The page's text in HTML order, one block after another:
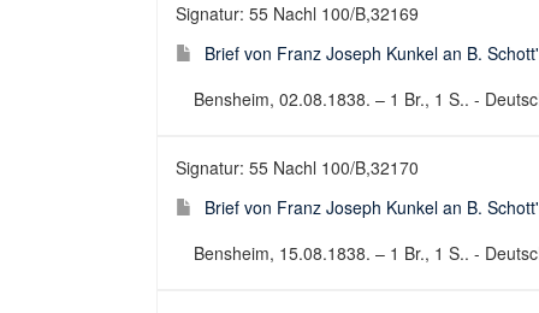
Signatur: 55 Nachl 100/B,32169
Brief von Franz Joseph Kunkel an B.
Bensheim, 02.08.1838. – 1 Br., 1 S.. -
Signatur: 55 Nachl 100/B,32170
Brief von Franz Joseph Kunkel an B.
Bensheim, 15.08.1838. – 1 Br., 1 S.. -